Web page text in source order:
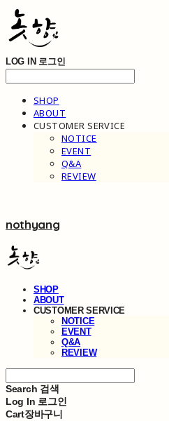
LOG IN 로그인
SHOP
ABOUT
CUSTOMER SERVICE
NOTICE
EVENT
Q&A
REVIEW
nothyang
SHOP
ABOUT
CUSTOMER SERVICE
NOTICE
EVENT
Q&A
REVIEW
Search 검색
Log In 로그인
Cart장바구니